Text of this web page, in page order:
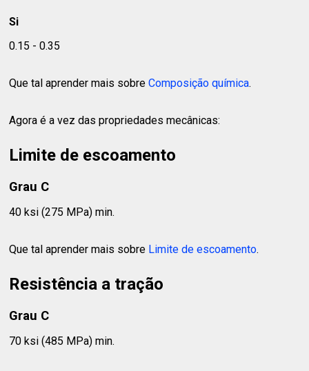
Si
0.15 - 0.35
Que tal aprender mais sobreComposição química.
Agora é a vez das propriedades mecânicas:
Limite de escoamento
Grau C
40 ksi (275 MPa) min.
Que tal aprender mais sobre Limite de escoamento.
Resistência a tração
Grau C
70 ksi (485 MPa) min.